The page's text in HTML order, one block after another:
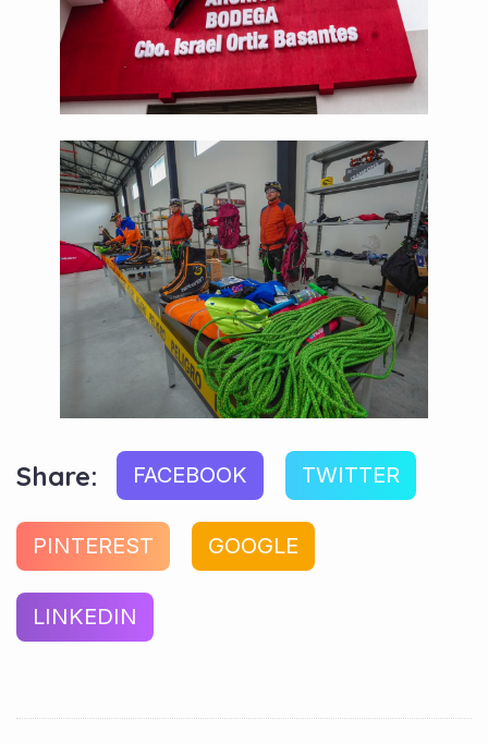
Share: FACEBOOK TWITTER
PINTEREST GOOGLE
LINKEDIN